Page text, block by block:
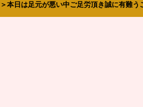
日は足元が悪い中ご足労頂き誠に有難う